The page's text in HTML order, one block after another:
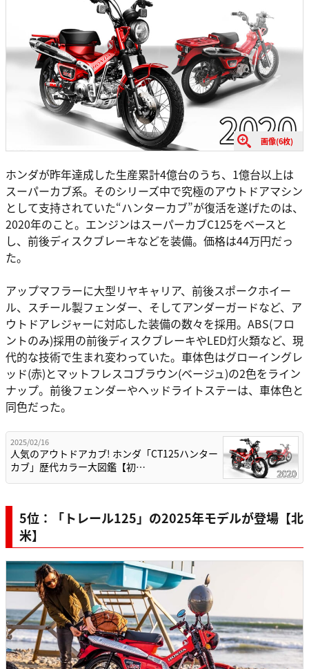
画像(6枚)
ホンダが昨年達成した生産累計4億台のうち、1億台以上は
スーパーカブ系。そのシリーズ中で究極のアウトドアマシン
として支持されていた“ハンターカブ”が復活を遂げたのは、
2020年のこと。エンジンはスーパーカブC125をベースと
し、前後ディスクブレーキなどを装備。価格は44万円だっ
た。
アップマフラーに大型リヤキャリア、前後スポークホイー
ル、スチール製フェンダー、そしてアンダーガードなど、ア
ウトドアレジャーに対応した装備の数々を採用。ABS(フロ
ントのみ)採用の前後ディスクブレーキやLED灯火類など、現
代的な技術で生まれ変わっていた。車体色はグローイングレ
ッド(赤)とマットフレスコブラウン(ベージュ)の2色をライン
ナップ。前後フェンダーやヘッドライトステーは、車体色と
同色だった。
2025/02/16
人気のアウトドアカブ! ホンダ「CT125ハンター
カブ」歴代カラー大図鑑【初…
5位：「トレール125」の2025年モデルが登場【北
米】